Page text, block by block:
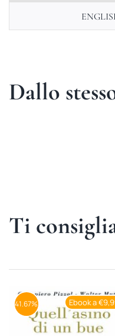
Dallo
Ti
Ebook a
41.67%